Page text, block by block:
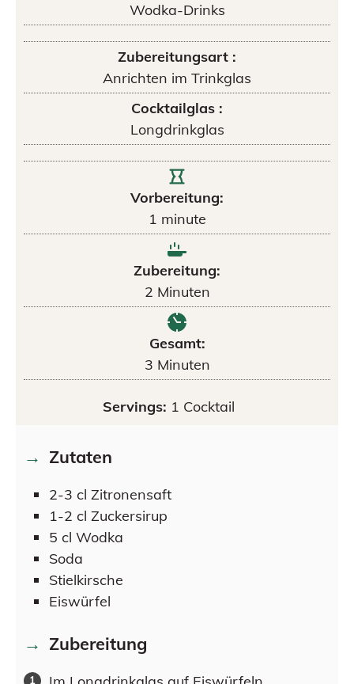
Wodka-Drinks
Zubereitungsart :
Anrichten im Trinkglas
Cocktailglas :
Longdrinkglas
Vorbereitung:
1 minute
Zubereitung:
2 Minuten
Gesamt:
3 Minuten
Servings: 1 Cocktail
Zutaten
2-3 cl Zitronensaft
1-2 cl Zuckersirup
5 cl Wodka
Soda
Stielkirsche
Eiswürfel
Zubereitung